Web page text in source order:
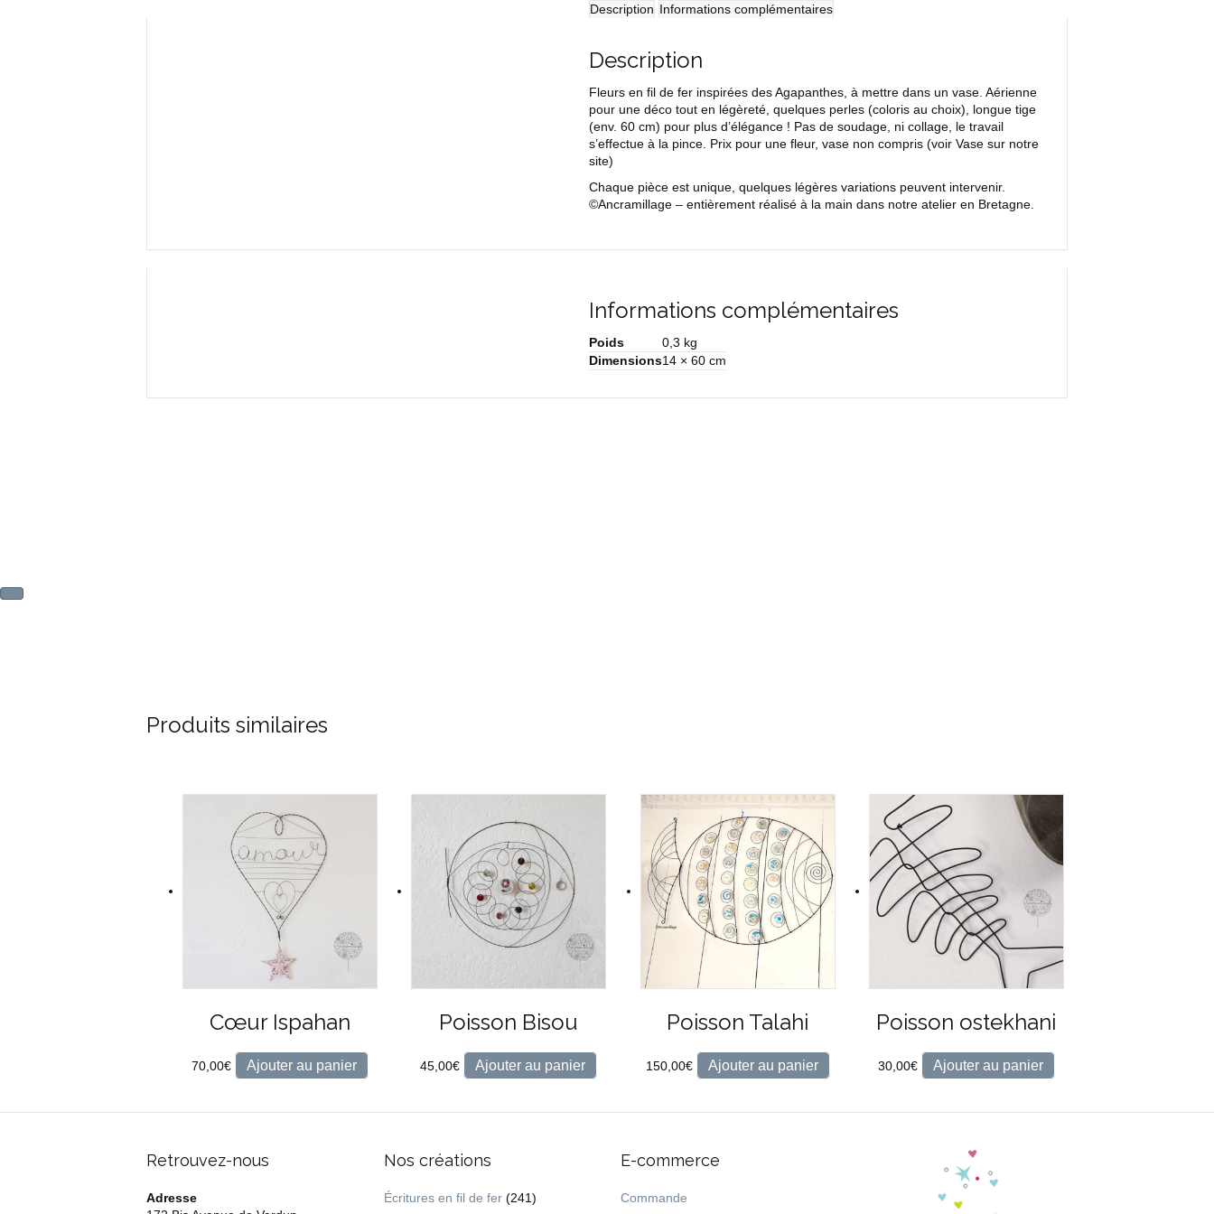
Description Informations complémentaires
Description
Fleurs en fil de fer inspirées des Agapanthes, à mettre dans un vase. Aérienne
pour une déco tout en légèreté, quelques perles (coloris au choix), longue tige
(env. 60 cm) pour plus d’élégance ! Pas de soudage, ni collage, le travail
s’effectue à la pince. Prix pour une fleur, vase non compris (voir Vase sur notre
site)
Chaque pièce est unique, quelques légères variations peuvent intervenir.
©Ancramillage – entièrement réalisé à la main dans notre atelier en Bretagne.
Informations complémentaires
Poids
0,3 kg
Dimensions14 × 60 cm
Produits similaires
Cœur Ispahan
70,00€ Ajouter au panier
Poisson Bisou
45,00€ Ajouter au panier
Poisson Talahi
150,00€ Ajouter au panier
Poisson ostekhani
30,00€ Ajouter au panier
Retrouvez-nous
Adresse
Nos créations
Écritures en fil de fer (241)
E-commerce
Commande